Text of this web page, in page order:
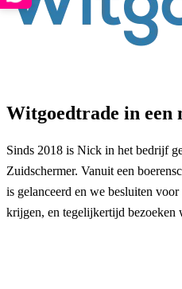
Witgoedtrade in een
Sinds 2018 is Nick in het bedrijf
Zuidschermer. Vanuit een
is gelanceerd en we besluiten
krijgen, en tegelijkertijd bezoeken